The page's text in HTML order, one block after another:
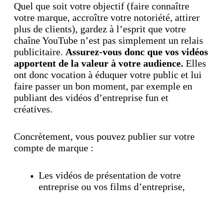
Quel que soit votre objectif (faire connaître
votre marque, accroître votre notoriété, attirer
plus de clients), gardez à l’esprit que votre
chaîne YouTube n’est pas simplement un relais
publicitaire. Assurez-vous donc que vos vidéos
apportent de la valeur à votre audience. Elles
ont donc vocation à éduquer votre public et lui
faire passer un bon moment, par exemple en
publiant des vidéos d’entreprise fun et
créatives.
Concrètement, vous pouvez publier sur votre
compte de marque :
Les vidéos de présentation de votre
entreprise ou vos films d’entreprise,